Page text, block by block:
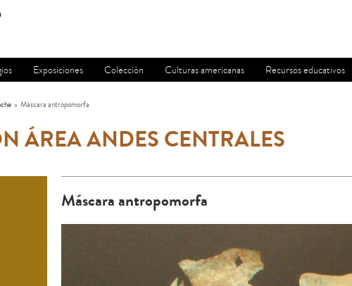
Exposiciones Colección Culturas americanas Recursos educativos
» Máscara antropomorfa
ÁREA ANDES CENTRALES
Máscara antropomorfa